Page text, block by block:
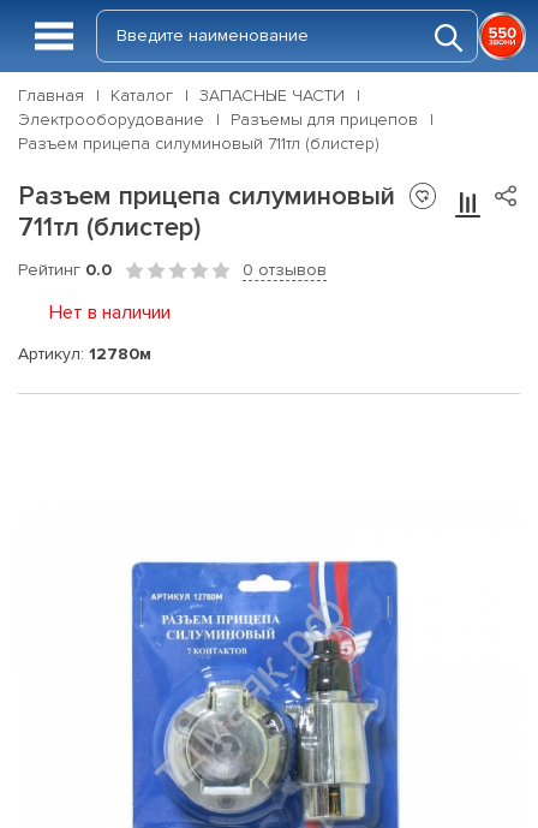
Главная Каталог
ЗАПАСНЫЕ ЧАСТИ
Электрооборудование
Разъемы для прицепов
Разъем прицепа силуминовый 711тл (блистер)
Разъем прицепа силуминовый
711тл (блистер)
Рейтинг 0.0 0 отзывов
Нет в наличии
Артикул: 12780м